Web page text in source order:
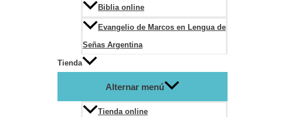
Biblia online
Evangelio de Marcos en Lengua de
Señas Argentina
Tienda
Alternar menú
Tienda online